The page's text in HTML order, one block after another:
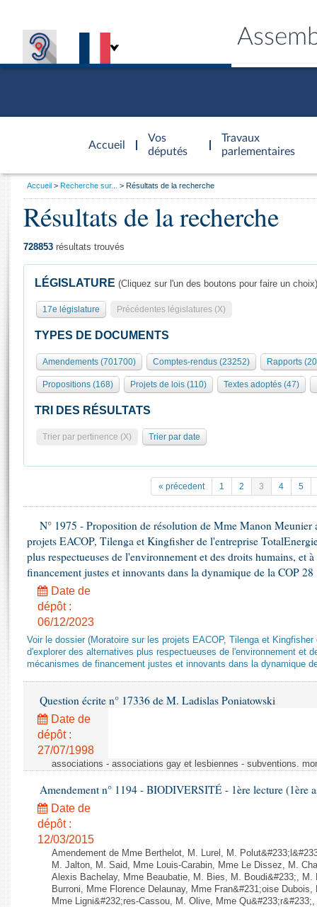
Accueil
d'accueil
Vos
députés
Travaux
parlementaires
Présidence
577 députés
Groupes politiques
Séance publique
Commissions et autres organes
Europe et International
Pétitions
Projets de loi
Propositions de loi
Amendements
Textes adoptés
Rapports d'information
Rapports d'enquête
Rapports législatifs
Rapports sur l'application des lois
Dossiers législatifs
Budget et sécurité sociale
Questions écrites et orales
Général
Rôle et pouvoirs de l'Assemblée
Organisation de l'Assemblée
Présidence Conférence des Présidents Bureau Collège des
Statistiques et chiffres clés
Documents de référence
( Constitution | Règlement de l'Assemblée ... )
Histoire
Juniors
Anciennes législatures
Liens vers les sites publics
Visiter l'Assemblée
Visite virtuelle du palais Bourbon
Assister à une séance
Contacts et plan d'accès
Photos libres de droit
Vous
Accueil Recherche sur... Résultats de la recherche
Résultats de la recherche
728853 résultats trouvés
LÉGISLATURE (Cliquez sur l'un des boutons pour faire un choix)
17e législature Précédentes législatures (X)
TYPES DE DOCUMENTS
Amendements (701700) Comptes-rendus (23252) Rapports
Propositions (168) Projets de lois (110) Textes adoptés (47)
TRI DES RÉSULTATS
Trier par pertinence (X) Trier par date
« précedent 1 2 3 4 5
N° 1975 - Proposition de résolution de Mme Manon Meunier
projets EACOP, Tilenga et Kingfisher de l'entreprise
plus respectueuses de l'environnement et des droits humains, et
financement justes et innovants dans la dynamique de la COP 28
Date de
dépôt :
06/12/2023
Voir le dossier (Moratoire sur les projets EACOP, Tilenga et
d'explorer des alternatives plus respectueuses de l'environnement et
mécanismes de financement justes et innovants dans la dynamique
Question écrite n° 17336 de M. Ladislas Poniatowski
Date de
dépôt :
27/07/1998
associations - associations gay et lesbiennes - subventions.
Amendement n° 1194 - BIODIVERSITÉ - 1ère lecture (1ère
Date de
dépôt :
12/03/2015
Amendement de Mme Berthelot, M. Lurel, M.
M. Jalton, M. Said, Mme Louis-Carabin, Mme Le Dissez, M.
Alexis Bachelay, Mme Beaubatie, M. Bies, M. Boudi&#233;,
Burroni, Mme Florence Delaunay, Mme Fran&#231;oise
Mme Ligni&#232;res-Cassou, M. Olive, Mme